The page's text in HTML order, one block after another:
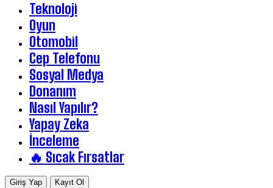
Teknoloji
Oyun
Otomobil
Cep Telefonu
Sosyal Medya
Donanım
Nasıl Yapılır?
Yapay Zeka
İnceleme
🔥 Sıcak Fırsatlar
Giriş Yap Kayıt Ol